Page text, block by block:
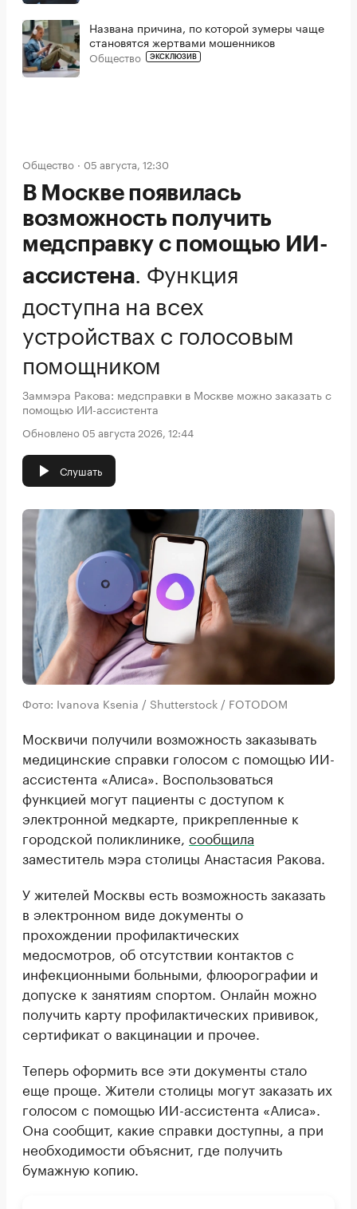
Названа причина, по которой зумеры чаще
становятся жертвами мошенников
Общество ЭКСКЛЮЗИВ
Общество 05 августа, 12:30
В Москве появилась
возможность получить
медсправку с помощью ИИ-
ассистена Функция
доступна на всех
устройствах с голосовым
помощником
Заммэра Ракова: медсправки в Москве можно заказать с
помощью ИИ-ассистента
Обновлено 05 августа 2026, 12:44
Слушать
Фото: Ivanova Ksenia / Shutterstock / FOTODOM
Москвичи получили возможность заказывать
медицинские справки голосом с помощью ИИ-
ассистента «Алиса». Воспользоваться
функцией могут пациенты с доступом к
электронной медкарте, прикрепленные к
городской поликлинике, сообщила
заместитель мэра столицы Анастасия Ракова.
У жителей Москвы есть возможность заказать
в электронном виде документы о
прохождении профилактических
медосмотров, об отсутствии контактов с
инфекционными больными, флюорографии и
допуске к занятиям спортом. Онлайн можно
получить карту профилактических прививок,
сертификат о вакцинации и прочее.
Теперь оформить все эти документы стало
еще проще. Жители столицы могут заказать их
голосом с помощью ИИ-ассистента «Алиса».
Она сообщит, какие справки доступны, а при
необходимости объяснит, где получить
бумажную копию.